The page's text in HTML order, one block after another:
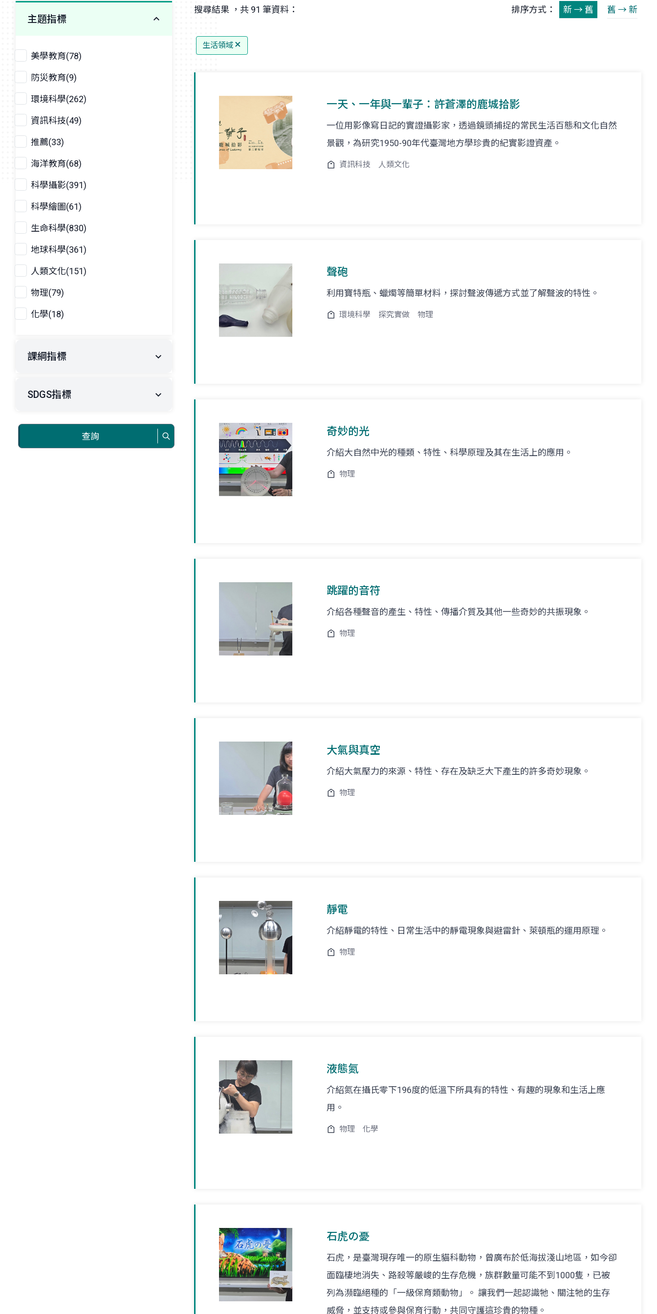
主題指標
美學教育(78)
防災教育(9)
環境科學(262)
資訊科技(49)
推薦(33)
海洋教育(68)
科學攝影(391)
科學繪圖(61)
生命科學(830)
地球科學(361)
人類文化(151)
物理(79)
化學(18)
課綱指標
SDGS指標
查詢
搜尋結果 ，共 91 筆資料： 排序方式： 新 → 舊 舊 → 新
生活領域
一天、一年與一輩子：許蒼澤的鹿城拾影
一位用影像寫日記的實證攝影家，透過鏡頭捕捉的常民生活百態和文化自然
景觀，為研究1950-90年代臺灣地方學珍貴的紀實影證資產。
資訊科技 人類文化
聲砲
利用寶特瓶、蠟燭等簡單材料，探討聲波傳遞方式並了解聲波的特性。
環境科學 探究實做 物理
奇妙的光
介紹大自然中光的種類、特性、科學原理及其在生活上的應用。
物理
跳躍的音符
介紹各種聲音的產生、特性、傳播介質及其他一些奇妙的共振現象。
物理
大氣與真空
介紹大氣壓力的來源、特性、存在及缺乏大下產生的許多奇妙現象。
物理
靜電
介紹靜電的特性、日常生活中的靜電現象與避雷針、萊頓瓶的運用原理。
物理
液態氮
介紹氮在攝氏零下196度的低溫下所具有的特性、有趣的現象和生活上應
用。
物理 化學
石虎の憂
石虎，是臺灣現存唯一的原生貓科動物，曾廣布於低海拔淺山地區，如今卻
面臨棲地消失、路殺等嚴峻的生存危機，族群數量可能不到1000隻，已被
列為瀕臨絕種的「一級保育類動物」。 讓我們一起認識牠、關注牠的生存
威脅，並支持或參與保育行動，共同守護這珍貴的物種。